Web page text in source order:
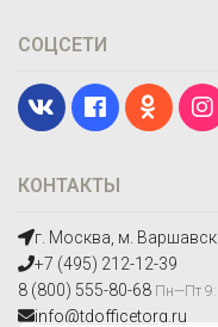
КОНТАКТЫ
г. Москва, м.
+7 (495) 212-12-39
8 (800) 555-80-68 Пн—Пт
info@tdofficetorg.ru
СОЦСЕТИ